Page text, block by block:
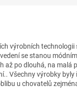
výrobních technologii
se stanou
až po dlouhá, na malá
Všechny výrobky
u chovatelů